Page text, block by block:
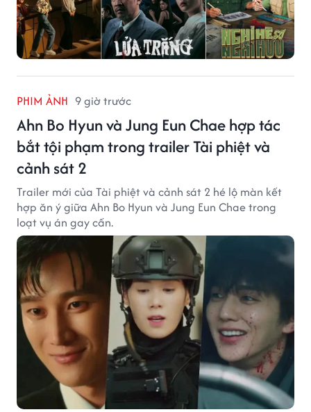
PHIM ẢNH 9 giờ trước
Ahn Bo Hyun và Jung Eun Chae hợp tác
bắt tội phạm trong trailer Tài phiệt và
cảnh sát 2
Trailer mới của Tài phiệt và cảnh sát 2 hé lộ màn kết
hợp ăn ý giữa Ahn Bo Hyun và Jung Eun Chae trong
loạt vụ án gay cấn.